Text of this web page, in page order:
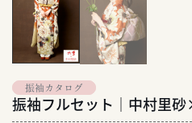
振袖カタログ
振袖フルセット｜中村里